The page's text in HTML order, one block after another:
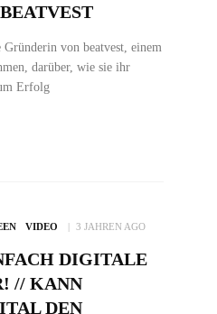
von beatvest, einem
darüber, wie sie ihr
Erfolg
VIDEO 3 JAHREN AGO
DIGITALE
// KANN
DEN